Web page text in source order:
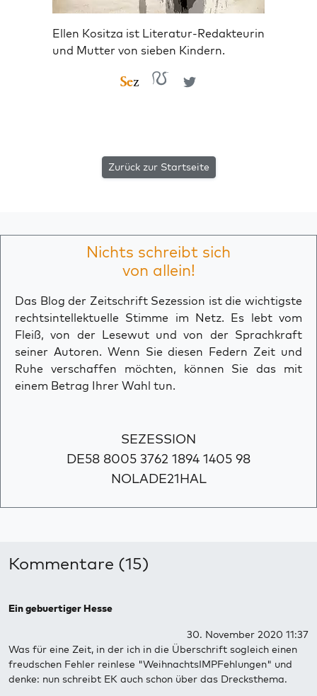
Ellen Kositza ist Literatur-Redakteurin
und Mutter von sieben Kindern.
Zurück zur Startseite
Nichts schreibt sich
von allein!
Das Blog der Zeitschrift Sezession ist die wichtigste
rechtsintellektuelle Stimme im Netz. Es lebt vom
Fleiß, von der Lesewut und von der Sprachkraft
seiner Autoren. Wenn Sie diesen Federn Zeit und
Ruhe verschaffen möchten, können Sie das mit
einem Betrag Ihrer Wahl tun.
SEZESSION
DE58 8005 3762 1894 1405 98
NOLADE21HAL
Kommentare (15)
Ein gebuertiger Hesse
30. November 2020 11:37
Was für eine Zeit, in der ich in die Überschrift sogleich einen
freudschen Fehler reinlese "WeihnachtsIMPFehlungen" und
denke: nun schreibt EK auch schon über das Drecksthema.